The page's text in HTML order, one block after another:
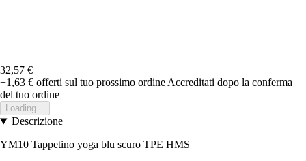
32,57 €
+1,63 € offerti sul tuo prossimo ordine Accreditati dopo la conferma
del tuo ordine
Loading...
Descrizione
YM10 Tappetino yoga blu scuro TPE HMS